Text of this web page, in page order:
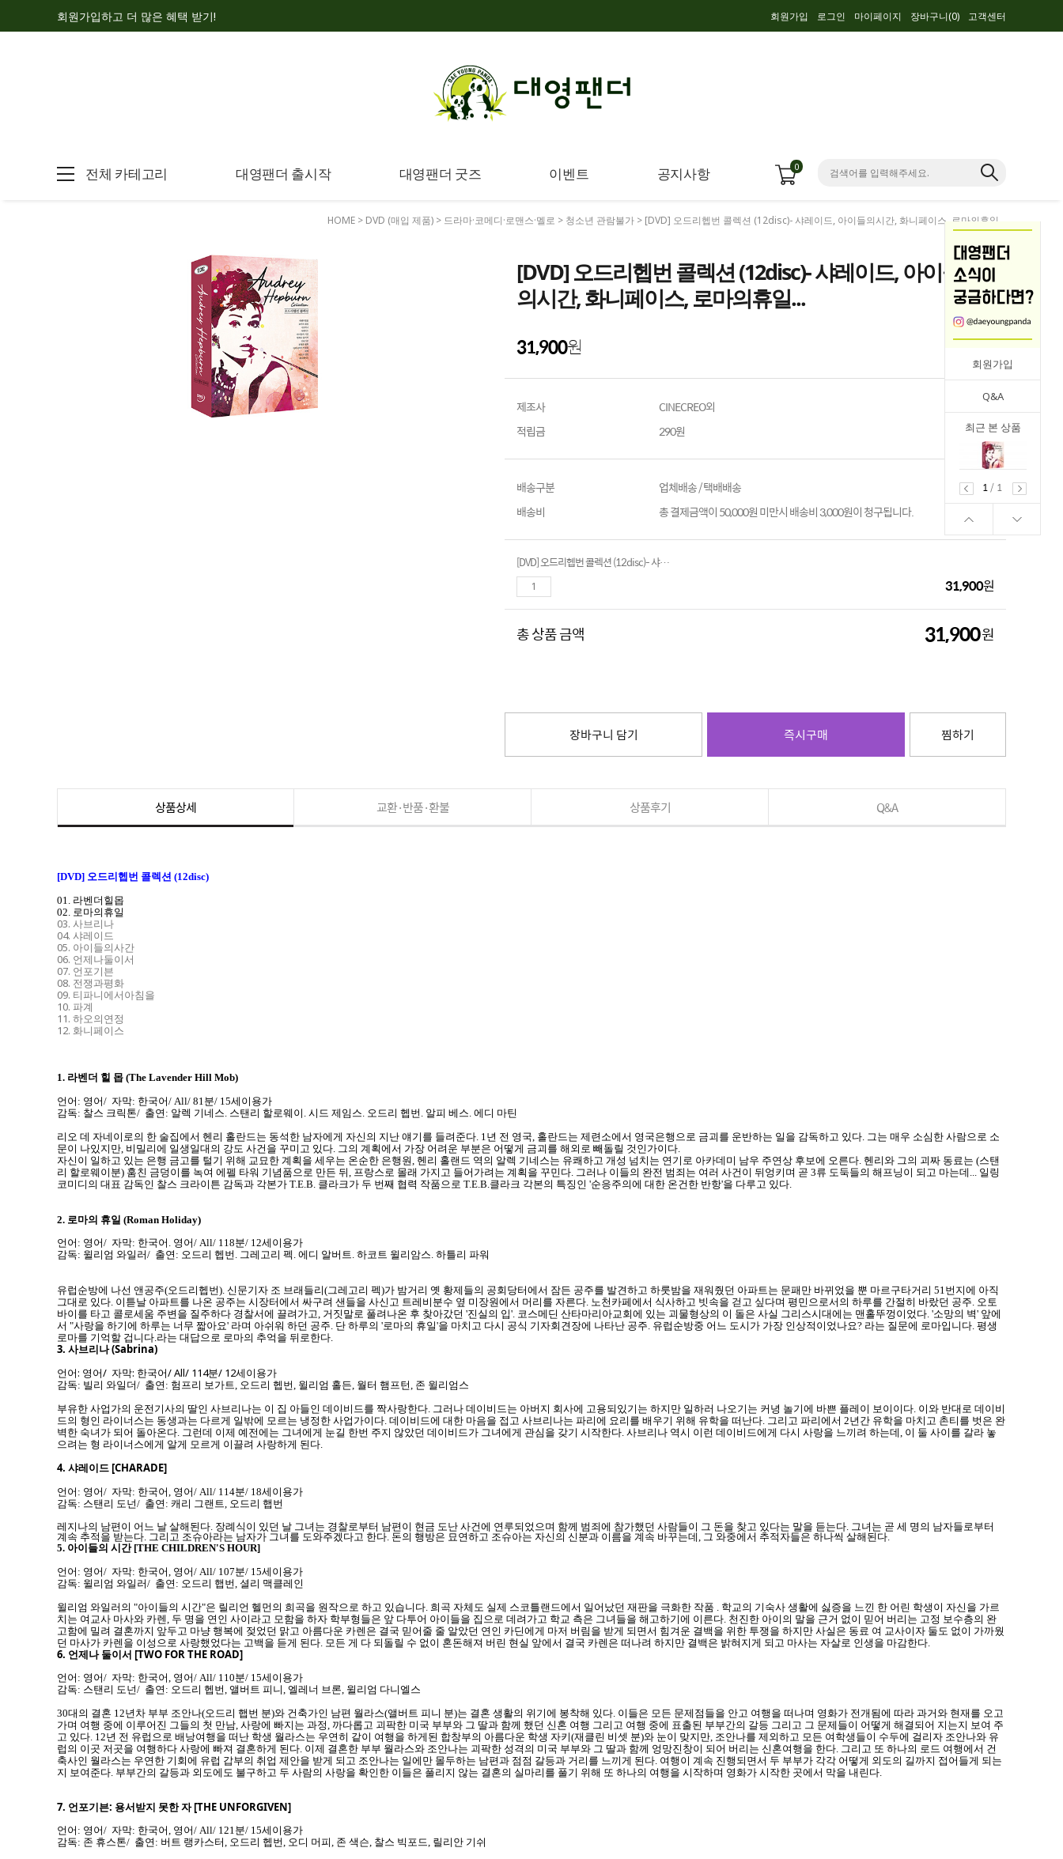
회원가입하고 더 많은 혜택 받기! 회원가입 로그인 마이페이지 장바구니(0) 고객센터
전체 카테고리 대영팬더 출시작 대영팬더 굿즈 이벤트 공지사항 0
회원가입
Q&A
최근 본 상품
1
/ 1
HOME > DVD (매입 제품) > 드라마·코메디·로맨스·멜로 > 청소년 관람불가 > [DVD] 오드리헵번 콜렉션 (12disc)- 샤레이드, 아이들의시간, 화니페이스, 로마의휴일...
[DVD] 오드리헵번 콜렉션 (12disc)- 샤레이드, 아이들
의시간, 화니페이스, 로마의휴일...
31,900원
제조사
CINECREO외
적립금
290원
배송구분
업체배송 / 택배배송
배송비
총 결제금액이 50,000원 미만시 배송비 3,000원이 청구됩니다.
[DVD] 오드리헵번 콜렉션 (12disc)- 샤레이드, 아이들의시간, 화니페이스, 로마의휴일...
31,900원
총 상품 금액 31,900원
장바구니 담기 즉시구매 찜하기
상품상세 교환·반품·환불 상품후기 Q&A
[DVD] 오드리헵번 콜렉션 (12disc)
01. 라벤더힐몹
02. 로마의휴일
03. 사브리나
04. 샤레이드
05. 아이들의사간
06. 언제나둘이서
07. 언포기븐
08. 전쟁과평화
09. 티파니에서아침을
10. 파계
11. 하오의연정
12. 화니페이스
1. 라벤더 힐 몹 (The Lavender Hill Mob)
언어: 영어/ 자막: 한국어/ All/ 81분/ 15세이용가
감독: 찰스 크릭톤/ 출연: 알렉 기네스. 스탠리 할로웨이. 시드 제임스. 오드리 헵번. 알피 베스. 에디 마틴
리오 데 자네이로의 한 술집에서 헨리 홀란드는 동석한 남자에게 자신의 지난 얘기를 들려준다. 1년 전 영국, 홀란드는 제련소에서 영국은행으로 금괴를 운반하는 일을 감독하고 있다. 그는 매우 소심한 사람으로 소
문이 나있지만, 비밀리에 일생일대의 강도 사건을 꾸미고 있다. 그의 계획에서 가장 어려운 부분은 어떻게 금괴를 해외로 빼돌릴 것인가이다.
자신이 일하고 있는 은행 금고를 털기 위해 교묘한 계획을 세우는 온순한 은행원, 헨리 홀랜드 역의 알렉 기네스는 유쾌하고 개성 넘치는 연기로 아카데미 남우 주연상 후보에 오른다. 헨리와 그의 괴짜 동료는 (스탠
리 할로웨이분) 훔친 금덩이를 녹여 에펠 타워 기념품으로 만든 뒤, 프랑스로 몰래 가지고 들어가려는 계획을 꾸민다. 그러나 이들의 완전 범죄는 여러 사건이 뒤엉키며 곧 3류 도둑들의 해프닝이 되고 마는데... 일링
코미디의 대표 감독인 찰스 크라이튼 감독과 각본가 T.E.B. 클라크가 두 번째 협력 작품으로 T.E.B.클라크 각본의 특징인 '순응주의에 대한 온건한 반항'을 다루고 있다.
2. 로마의 휴일 (Roman Holiday)
언어: 영어/ 자막: 한국어. 영어/ All/ 118분/ 12세이용가
감독: 윌리엄 와일러/ 출연: 오드리 헵번. 그레고리 펙. 에디 알버트. 하코트 윌리암스. 하틀리 파워
유럽순방에 나선 앤공주(오드리헵번). 신문기자 조 브래들리(그레고리 펙)가 밤거리 옛 황제들의 공회당터에서 잠든 공주를 발견하고 하룻밤을 재워줬던 아파트는 문패만 바뀌었을 뿐 마르구타거리 51번지에 아직
그대로 있다. 이튿날 아파트를 나온 공주는 시장터에서 싸구려 샌들을 사신고 트레비분수 옆 미장원에서 머리를 자른다. 노천카페에서 식사하고 빗속을 걷고 싶다며 평민으로서의 하루를 간절히 바랐던 공주. 오토
바이를 타고 콜로세움 주변을 질주하다 경찰서에 끌려가고, 거짓말로 풀려나온 후 찾아갔던 '진실의 입'. 코스메딘 산타마리아교회에 있는 괴물형상의 이 돌은 사실 그리스시대에는 맨홀뚜껑이었다. '소망의 벽' 앞에
서 "사랑을 하기에 하루는 너무 짧아요' 라며 아쉬워 하던 공주. 단 하루의 '로마의 휴일'을 마치고 다시 공식 기자회견장에 나타난 공주. 유럽순방중 어느 도시가 가장 인상적이었나요? 라는 질문에 로마입니다. 평생
로마를 기억할 겁니다.라는 대답으로 로마의 추억을 뒤로한다.
3. 사브리나 (Sabrina)
언어: 영어/ 자막: 한국어/ All/ 114분/ 12세이용가
감독: 빌리 와일더/ 출연: 험프리 보가트, 오드리 헵번, 윌리엄 홀든, 월터 햄프턴, 존 윌리엄스
부유한 사업가의 운전기사의 딸인 사브리나는 이 집 아들인 데이비드를 짝사랑한다. 그러나 데이비드는 아버지 회사에 고용되있기는 하지만 일하러 나오기는 커녕 놀기에 바쁜 플레이 보이이다. 이와 반대로 데이비
드의 형인 라이너스는 동생과는 다르게 일밖에 모르는 냉정한 사업가이다. 데이비드에 대한 마음을 접고 사브리나는 파리에 요리를 배우기 위해 유학을 떠난다. 그리고 파리에서 2년간 유학을 마치고 촌티를 벗은 완
벽한 숙녀가 되어 돌아온다. 그런데 이제 예전에는 그녀에게 눈길 한번 주지 않았던 데이비드가 그녀에게 관심을 갖기 시작한다. 사브리나 역시 이런 데이비드에게 다시 사랑을 느끼려 하는데, 이 둘 사이를 갈라 놓
으려는 형 라이너스에게 알게 모르게 이끌려 사랑하게 된다.
4. 샤레이드 [CHARADE]
언어: 영어/ 자막: 한국어, 영어/ All/ 114분/ 18세이용가
감독: 스탠리 도넌/ 출연: 캐리 그랜트, 오드리 햅번
레지나의 남편이 어느 날 살해된다. 장례식이 있던 날 그녀는 경찰로부터 남편이 현금 도난 사건에 연루되었으며 함께 범죄에 참가했던 사람들이 그 돈을 찾고 있다는 말을 듣는다. 그녀는 곧 세 명의 남자들로부터
계속 추적을 받는다. 그리고 조슈아라는 남자가 그녀를 도와주겠다고 한다. 돈의 행방은 묘연하고 조슈아는 자신의 신분과 이름을 계속 바꾸는데, 그 와중에서 추적자들은 하나씩 살해된다.
5. 아이들의 시간 [THE CHILDREN'S HOUR]
언어: 영어/ 자막: 한국어, 영어/ All/ 107분/ 15세이용가
감독: 윌리엄 와일러/ 출연: 오드리 햅번, 셜리 맥클레인
윌리엄 와일러의 "아이들의 시간"은 릴리언 헬먼의 희곡을 원작으로 하고 있습니다. 희곡 자체도 실제 스코틀랜드에서 일어났던 재판을 극화한 작품 . 학교의 기숙사 생활에 싫증을 느낀 한 어린 학생이 자신을 가르
치는 여교사 마사와 카렌, 두 명을 연인 사이라고 모함을 하자 학부형들은 앞 다투어 아이들을 집으로 데려가고 학교 측은 그녀들을 해고하기에 이른다. 천진한 아이의 말을 근거 없이 믿어 버리는 고정 보수층의 완
고함에 밀려 결혼까지 앞두고 마냥 행복에 젖었던 맑고 아름다운 카렌은 결국 믿어줄 줄 알았던 연인 카딘에게 마저 버림을 받게 되면서 힘겨운 결백을 위한 투쟁을 하지만 사실은 동료 여 교사이자 둘도 없이 가까웠
던 마사가 카렌을 이성으로 사랑했었다는 고백을 듣게 된다. 모든 게 다 되돌릴 수 없이 혼돈해져 버린 현실 앞에서 결국 카렌은 떠나려 하지만 결백은 밝혀지게 되고 마사는 자살로 인생을 마감한다.
6. 언제나 둘이서 [TWO FOR THE ROAD]
언어: 영어/ 자막: 한국어, 영어/ All/ 110분/ 15세이용가
감독: 스탠리 도넌/ 출연: 오드리 헵번, 앨버트 피니, 엘레너 브론, 윌리엄 다니엘스
30대의 결혼 12년차 부부 조안나(오드리 햅번 분)와 건축가인 남편 월라스(앨버트 피니 분)는 결혼 생활의 위기에 봉착해 있다. 이들은 모든 문제점들을 안고 여행을 떠나며 영화가 전개됨에 따라 과거와 현재를 오고
가며 여행 중에 이루어진 그들의 첫 만남, 사랑에 빠지는 과정, 까다롭고 괴팍한 미국 부부와 그 딸과 함께 했던 신혼 여행 그리고 여행 중에 표출된 부부간의 갈등 그리고 그 문제들이 어떻게 해결되어 지는지 보여 주
고 있다. 12년 전 유럽으로 배낭여행을 떠난 학생 월라스는 우연히 같이 여행을 하게된 합창부의 아름다운 학생 자키(재클린 비셋 분)와 눈이 맞지만, 조안나를 제외하고 모든 여학생들이 수두에 걸리자 조안나와 유
럽의 이곳 저곳을 여행하다 사랑에 빠져 결혼하게 된다. 이제 결혼한 부부 월라스와 조안나는 괴팍한 성격의 미국 부부와 그 딸과 함께 엉망진창이 되어 버리는 신혼여행을 한다. 그리고 또 하나의 로드 여행에서 건
축사인 월라스는 우연한 기회에 유럽 갑부의 취업 제안을 받게 되고 조안나는 일에만 몰두하는 남편과 점점 갈등과 거리를 느끼게 된다. 여행이 계속 진행되면서 두 부부가 각각 어떻게 외도의 길까지 접어들게 되는
지 보여준다. 부부간의 갈등과 외도에도 불구하고 두 사람의 사랑을 확인한 이들은 풀리지 않는 결혼의 실마리를 풀기 위해 또 하나의 여행을 시작하며 영화가 시작한 곳에서 막을 내린다.
7. 언포기븐: 용서받지 못한 자 [THE UNFORGIVEN]
언어: 영어/ 자막: 한국어, 영어/ All/ 121분/ 15세이용가
감독: 존 휴스톤/ 출연: 버트 랭카스터, 오드리 헵번, 오디 머피, 존 색슨, 찰스 빅포드, 릴리안 기쉬